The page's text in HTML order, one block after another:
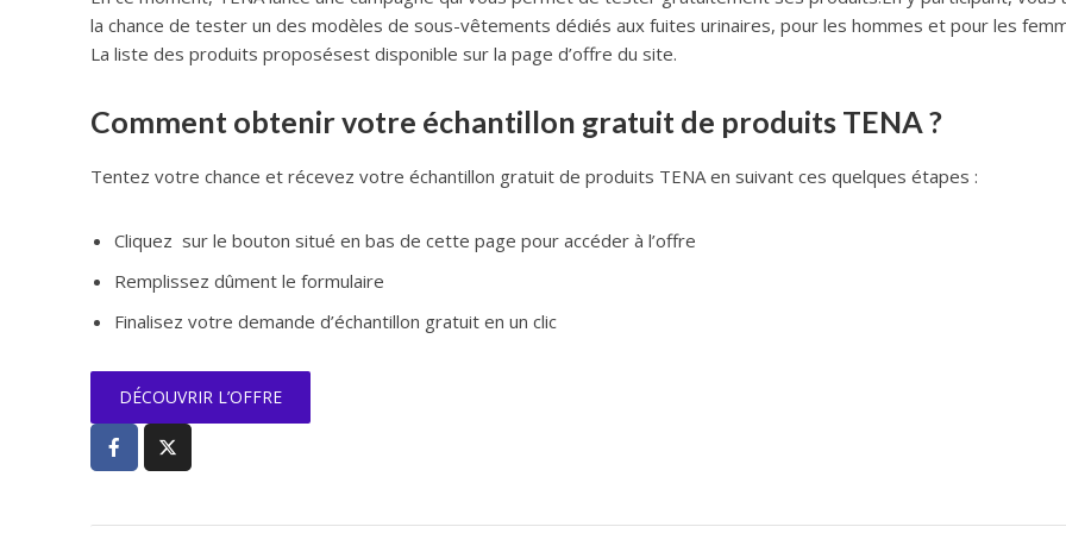
la chance de tester un des modèles de sous-vêtements dédiés aux fuites urinaires, pour les hommes et pour les
La liste des produits proposésest disponible sur la page d’offre du site.
Comment obtenir votre échantillon gratuit de produits TENA ?
Tentez votre chance et récevez votre échantillon gratuit de produits TENA en suivant ces quelques étapes :
Cliquez sur le bouton situé en bas de cette page pour accéder à l’offre
Remplissez dûment le formulaire
Finalisez votre demande d’échantillon gratuit en un clic
DÉCOUVRIR L’OFFRE